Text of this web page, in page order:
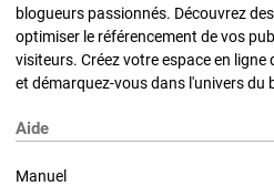
blogueurs passionnés. Découvrez
optimiser le référencement de vos
visiteurs. Créez votre espace en ligne
et démarquez-vous dans l'univers du
Aide
Manuel